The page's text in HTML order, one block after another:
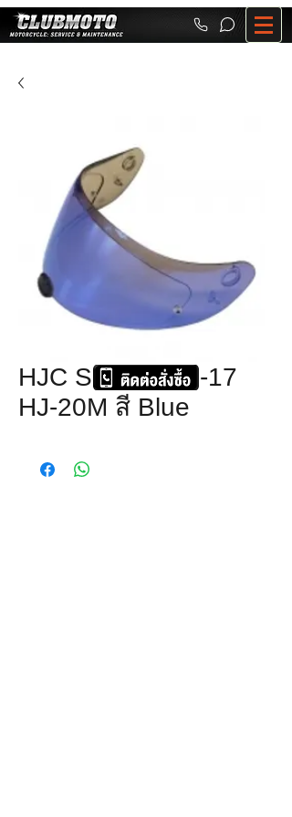
HJC SHIELD IS-17
HJ-20M สี Blue